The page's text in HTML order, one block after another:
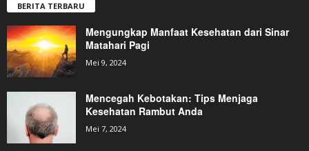
BERITA TERBARU
Mengungkap Manfaat Kesehatan dari Sinar
Matahari Pagi
Mei 9, 2024
Mencegah Kebotakan: Tips Menjaga
Kesehatan Rambut Anda
Mei 7, 2024